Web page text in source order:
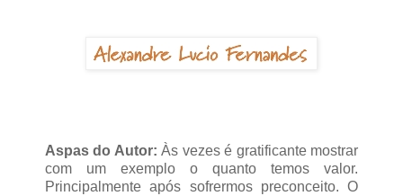
Aspas do Autor:Às vezes é gratificante mostrar
com um exemplo o quanto temos valor.
Principalmente após sofrermos preconceito. O